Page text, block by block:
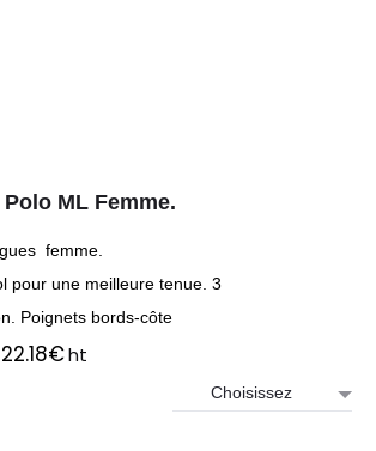
Polo ML Femme.
femme.
pour une meilleure tenue. 3
Poignets bords-côte
22.18€Plage
ht